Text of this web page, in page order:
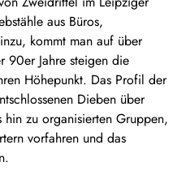
aus Büros,
kommt man auf über
Jahre steigen die
Höhepunkt. Das Profil der
Dieben über
hin zu organisierten Gruppen,
vorfahren und das